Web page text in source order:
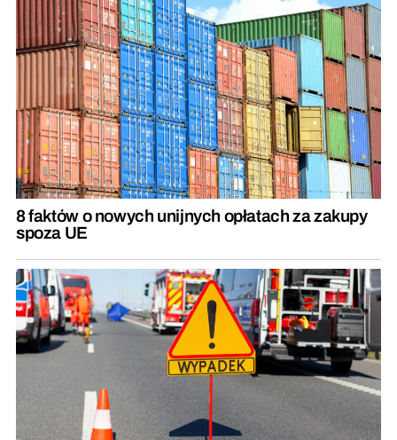
8 faktów o nowych unijnych opłatach za zakupy
spoza UE